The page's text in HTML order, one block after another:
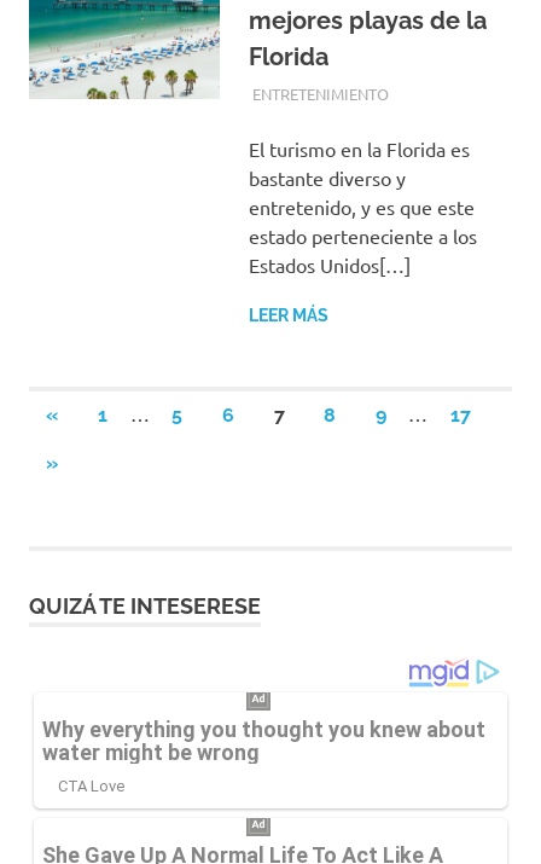
mejores playas de la
Florida
FEBRERO 5, 2018
EQUIPO DE REDACCIÓN
ENTRETENIMIENTO
El turismo en la Florida es
bastante diverso y
entretenido, y es que este
estado perteneciente a los
Estados Unidos[…]
LEER MÁS
Paginación
de
«ENTRADAS
1 … 5 6 7 8 9 … 17
SIGUIENTES
»
QUIZÁ TE INTESERESE